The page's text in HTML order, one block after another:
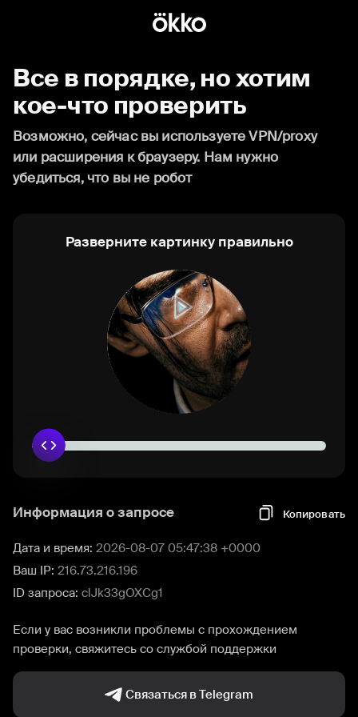
Все в порядке, но хотим
кое-что проверить
Возможно, сейчас вы используете VPN/proxy
или расширения к браузеру. Нам нужно
убедиться, что вы не робот
Разверните картинку правильно
Информация о запросе Копировать
Дата и время: 2026-08-07 05:47:38 +0000
Ваш IP: 216.73.216.196
ID запроса: clJk33gOXCg1
Если у вас возникли проблемы с прохождением
проверки, свяжитесь со службой поддержки
Связаться в Telegram